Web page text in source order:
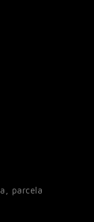
parcela